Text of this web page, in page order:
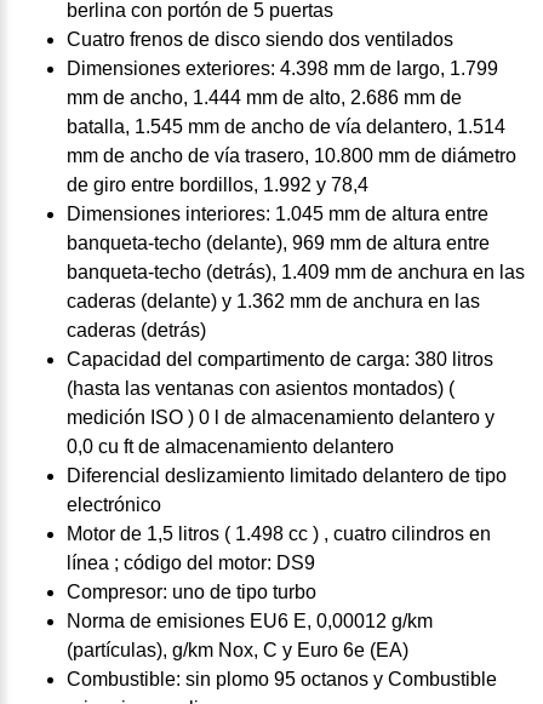
berlina con portón de 5 puertas
Cuatro frenos de disco siendo dos ventilados
Dimensiones exteriores: 4.398 mm de largo, 1.799
mm de ancho, 1.444 mm de alto, 2.686 mm de
batalla, 1.545 mm de ancho de vía delantero, 1.514
mm de ancho de vía trasero, 10.800 mm de diámetro
de giro entre bordillos, 1.992 y 78,4
Dimensiones interiores: 1.045 mm de altura entre
banqueta-techo (delante), 969 mm de altura entre
banqueta-techo (detrás), 1.409 mm de anchura en las
caderas (delante) y 1.362 mm de anchura en las
caderas (detrás)
Capacidad del compartimento de carga: 380 litros
(hasta las ventanas con asientos montados) (
medición ISO ) 0 l de almacenamiento delantero y
0,0 cu ft de almacenamiento delantero
Diferencial deslizamiento limitado delantero de tipo
electrónico
Motor de 1,5 litros ( 1.498 cc ) , cuatro cilindros en
línea ; código del motor: DS9
Compresor: uno de tipo turbo
Norma de emisiones EU6 E, 0,00012 g/km
(partículas), g/km Nox, C y Euro 6e (EA)
Combustible: sin plomo 95 octanos y Combustible